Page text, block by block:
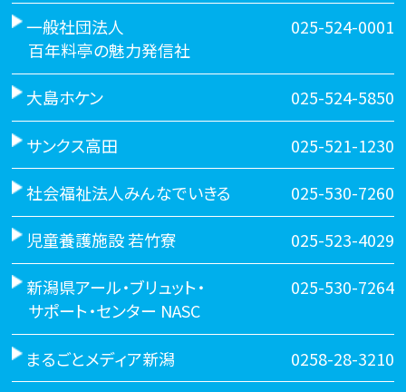
一般社団法人
百年料亭の魅力発信社
025-524-0001
大島ホケン 025-524-5850
サンクス高田 025-521-1230
社会福祉法人みんなでいきる 025-530-7260
児童養護施設 若竹寮 025-523-4029
新潟県アール・ブリュット・
サポート・センター NASC
025-530-7264
まるごとメディア新潟 0258-28-3210